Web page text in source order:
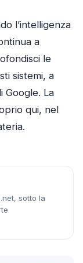
l’intelligenza
a
le
sistemi, a
Google. La
qui, nel
sotto la